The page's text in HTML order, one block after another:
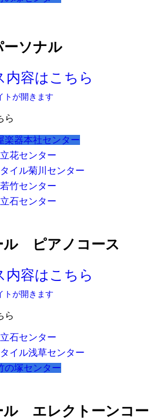
ーソナル
内容はこちら
トが開きます
ら
楽器本社センター
立花センター
イル菊川センター
若竹センター
立石センター
ル ピアノコース
内容はこちら
トが開きます
ら
立石センター
イル浅草センター
の塚センター
ル エレクトーンコー